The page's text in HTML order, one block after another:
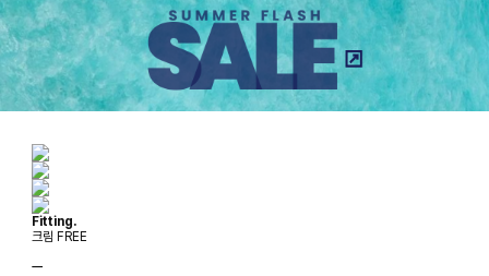
Fitting.
크림 FREE
ㅡ